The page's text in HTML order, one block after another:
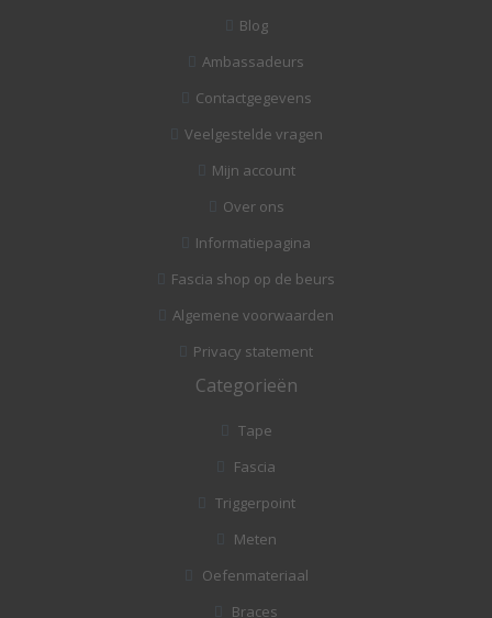
Blog
Ambassadeurs
Contactgegevens
Veelgestelde vragen
Mijn account
Over ons
Informatiepagina
Fascia shop op de beurs
Algemene voorwaarden
Privacy statement
Categorieën
Tape
Fascia
Triggerpoint
Meten
Oefenmateriaal
Braces